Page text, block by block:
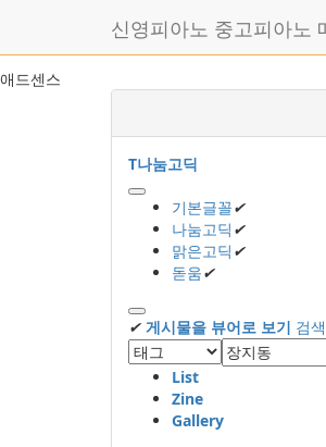
애드센스
뉴
토
하
신영피아노 중고피아노
T나눔고딕
기본글꼴✔
나눔고딕 ✔
맑은고딕 ✔
돋움✔
✔ 게시물을 뷰어로 보기 검색
List
Zine
Gallery